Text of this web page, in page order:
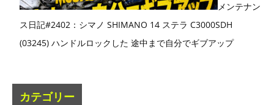
メンテナン
ス日記#2402：シマノ SHIMANO 14 ステラ C3000SDH
(03245) ハンドルロックした 途中まで自分でギブアップ
カテゴリー